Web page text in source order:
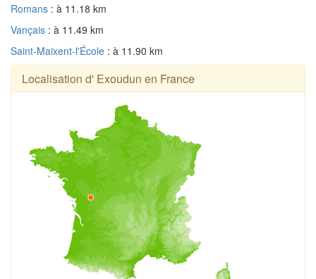
Romans : à 11.18 km
Vançais : à 11.49 km
Saint-Maixent-l'École : à 11.90 km
Localisation d' Exoudun en France